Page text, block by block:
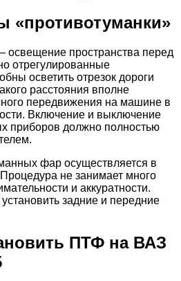
«противотуманки»
пространства перед
отрегулированные
осветить отрезок дороги
расстояния вполне
передвижения на машине в
Включение и выключение
приборов должно полностью
фар осуществляется в
не занимает много
и аккуратности.
задние и передние
ПТФ на ВАЗ